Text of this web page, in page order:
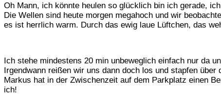
Oh Mann, ich könnte heulen so glücklich bin ich gerade,
Die Wellen sind heute morgen megahoch und wir
es ist herrlich warm. Durch das ewig laue Lüftchen, das
Ich stehe mindestens 20 min unbeweglich einfach nur da
Irgendwann reißen wir uns dann doch los und stapfen
Markus hat in der Zwischenzeit auf dem Parkplatz einen
ich!